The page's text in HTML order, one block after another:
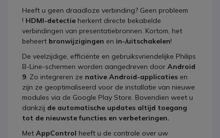
Heeft u geen draadloze verbinding? Geen probleem
! HDMI-detectie herkent directe bekabelde
verbindingen van presentatiebronnen. Kortom, het
beheert bronwijzigingen en in-/uitschakelen!
De veelzijdige, efficiënte en gebruiksvriendelijke Philips
B-Line-schermen worden aangedreven door Android
9 . Zo integreren ze native Android-applicaties en
zijn ze geoptimaliseerd voor de installatie van nieuwe
modules via de Google Play Store. Bovendien weet u
dankzij de automatische updates altijd toegang
tot de nieuwste functies en verbeteringen.
Met AppControl heeft u de controle over uw